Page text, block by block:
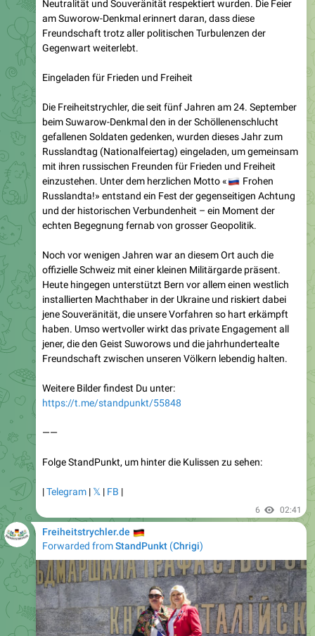
Gegenwart weiterlebt.
Eingeladen für Frieden und Freiheit
Die Freiheitstrychler, die seit fünf Jahren am 24. September
gefallenen Soldaten gedenken, wurden dieses Jahr zum
Russlandtag (Nationalfeiertag) eingeladen, um gemeinsam
mit ihren russischen Freunden für Frieden und Freiheit
einzustehen. Unter dem herzlichen Motto «
Frohen
Russlandta!» entstand ein Fest der gegenseitigen Achtung
und der historischen Verbundenheit – ein Moment der
echten Begegnung fernab von grosser Geopolitik.
Noch vor wenigen Jahren war an diesem Ort auch die
Heute hingegen unterstützt Bern vor allem einen westlich
installierten Machthaber in der Ukraine und riskiert dabei
jene Souveränität, die unsere Vorfahren so hart erkämpft
haben. Umso wertvoller wirkt das private Engagement all
jener, die den Geist Suworows und die jahrhundertealte
Freundschaft zwischen unseren Völkern lebendig halten.
Weitere Bilder findest Du unter:
——
Folge StandPunkt, um hinter die Kulissen zu sehen:
|Telegram|𝕏|FB|
Freiheitstrychler.de
🇩🇪
Forwarded from